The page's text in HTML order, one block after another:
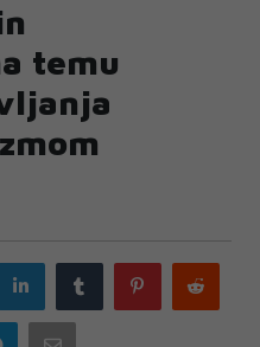
temu
LinkedIn Tumblr Pinterest
Telegram